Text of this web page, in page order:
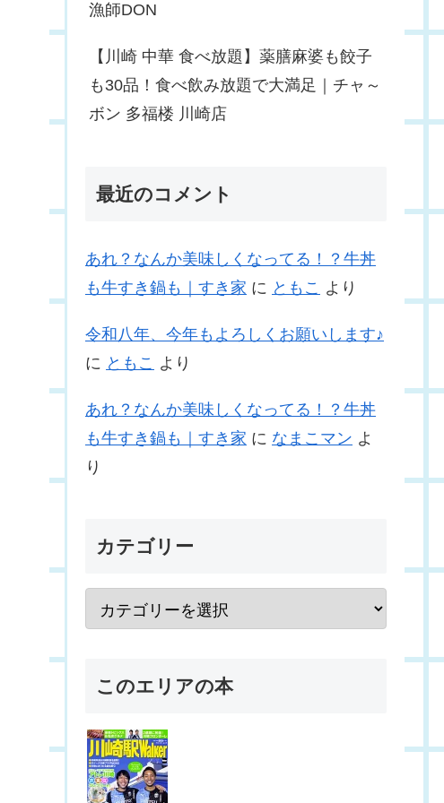
漁師DON
【川崎 中華 食べ放題】薬膳麻婆も餃子
も30品！食べ飲み放題で大満足｜チャ～
ボン 多福楼 川崎店
最近のコメント
あれ？なんか美味しくなってる！？牛丼
も牛すき鍋も｜すき家 に ともこ より
令和八年、今年もよろしくお願いします♪
に ともこ より
あれ？なんか美味しくなってる！？牛丼
も牛すき鍋も｜すき家 に なまこマン よ
り
カテゴリー
このエリアの本